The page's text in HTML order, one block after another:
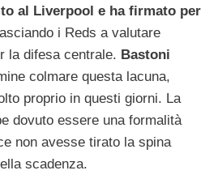
al Liverpool e ha firmato per
i Reds a valutare
la difesa centrale. Bastoni
colmare questa lacuna,
proprio in questi giorni. La
dovuto essere una formalità
non avesse tirato la spina
scadenza.